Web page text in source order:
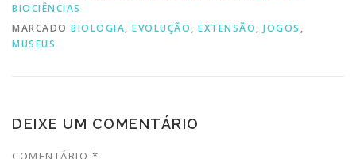
BIOCIÊNCIAS
MARCADO BIOLOGIA, EVOLUÇÃO, EXTENSÃO, JOGOS ,
MUSEUS
DEIXE UM COMENTÁRIO
COMENTÁRIO *